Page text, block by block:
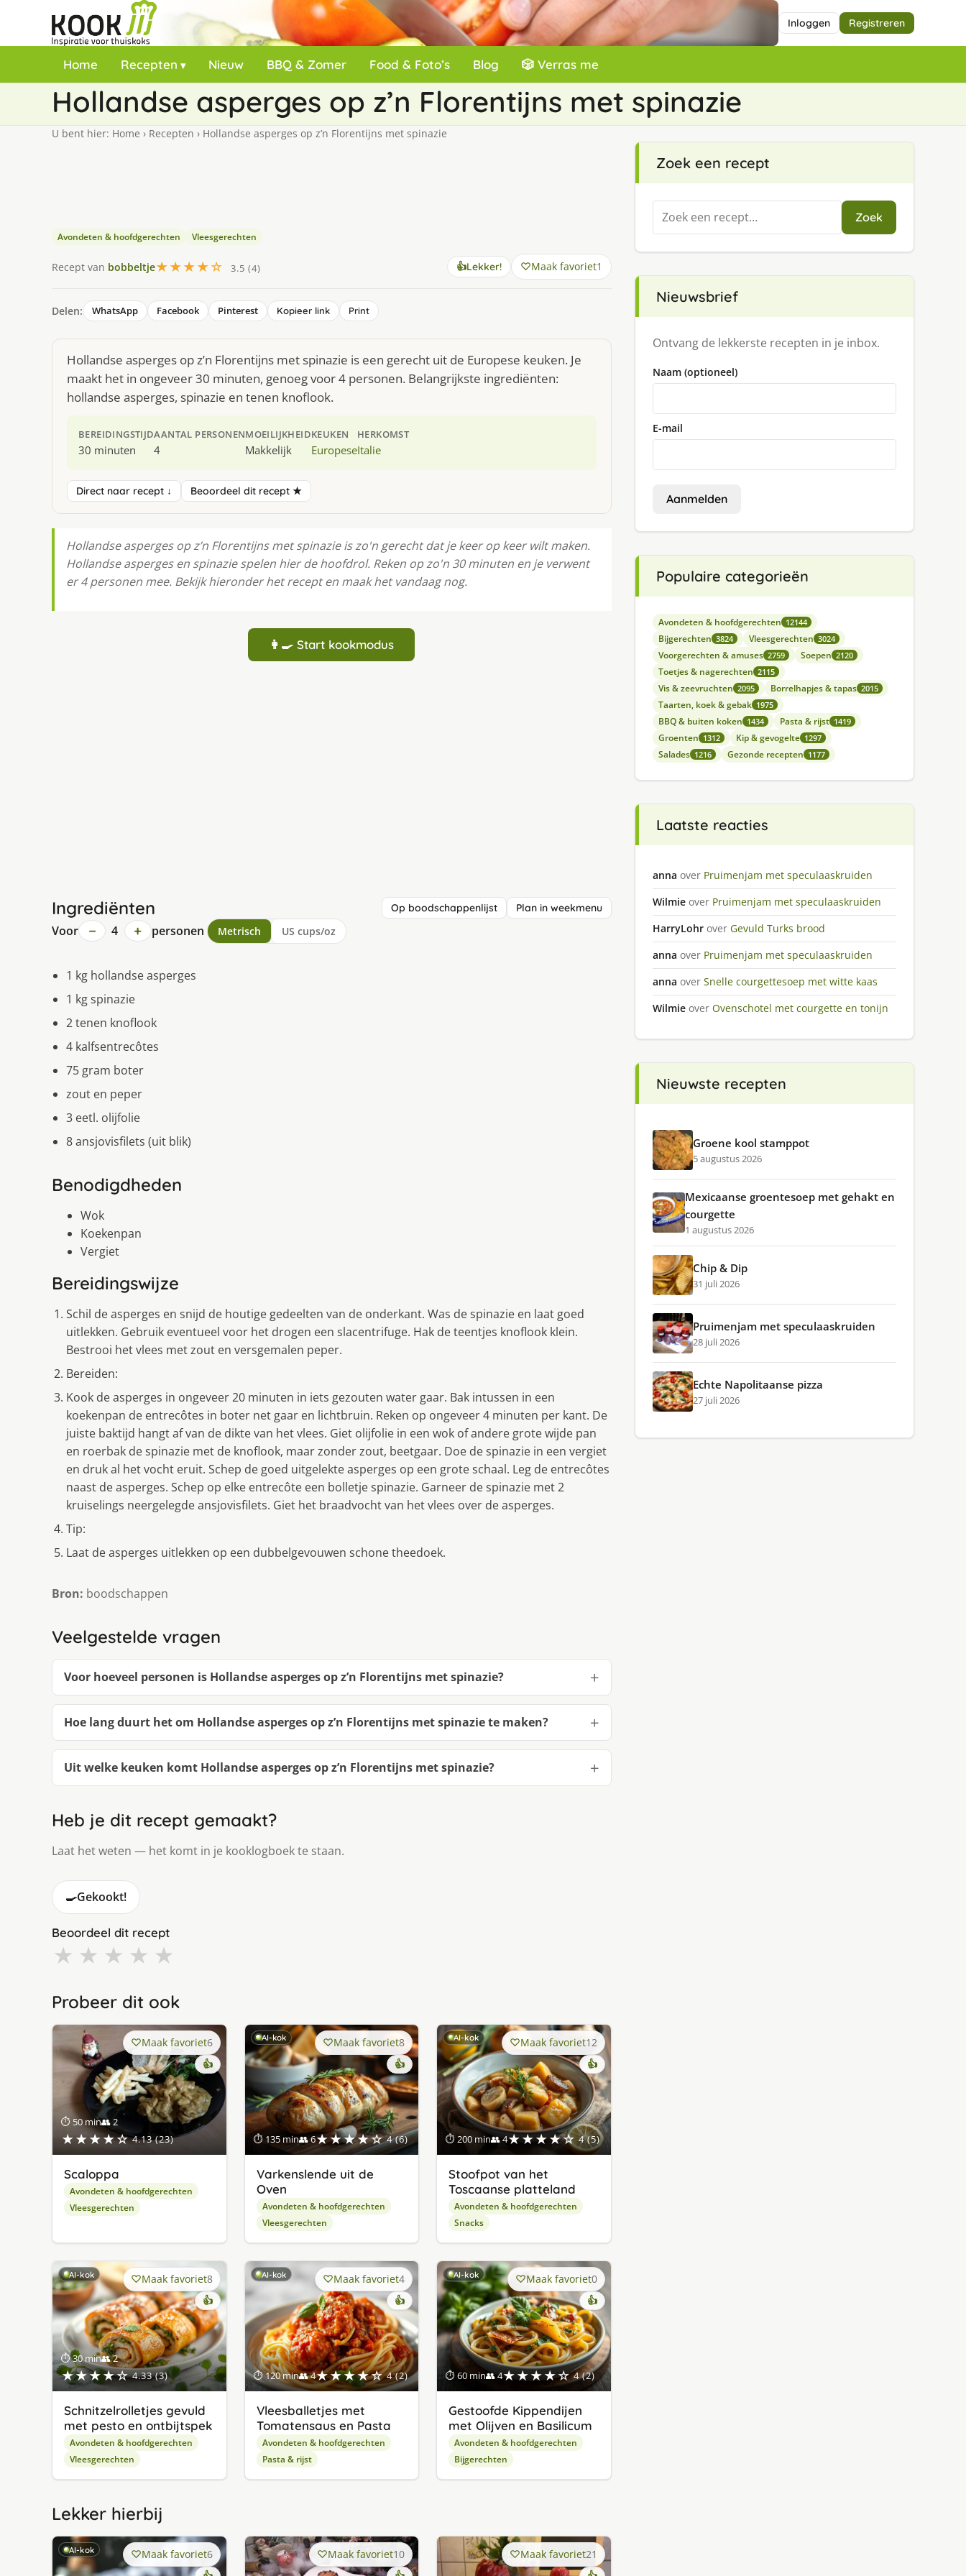
Inloggen Registreren
Home Recepten Nieuw BBQ & Zomer Food & Foto’s Blog 🎲 Verras me
Hollandse asperges op z’n Florentijns met spinazie
U bent hier: Home › Recepten › Hollandse asperges op z’n Florentijns met spinazie
Avondeten & hoofdgerechten Vleesgerechten
Recept van bobbeltje★★★★☆ 3.5 (4) 👍Lekker! Maak favoriet1
Delen: WhatsApp Facebook Pinterest Kopieer link Print
Hollandse asperges op z’n Florentijns met spinazie is een gerecht uit de Europese keuken. Je
maakt het in ongeveer 30 minuten, genoeg voor 4 personen. Belangrijkste ingrediënten:
hollandse asperges, spinazie en tenen knoflook.
BEREIDINGSTIJD
30 minuten
AANTAL PERSONEN
4
MOEILIJKHEID
Makkelijk
KEUKEN
Europese
HERKOMST
Italie
Direct naar recept ↓ Beoordeel dit recept ★
Hollandse asperges op z’n Florentijns met spinazie is zo'n gerecht dat je keer op keer wilt maken.
Hollandse asperges en spinazie spelen hier de hoofdrol. Reken op zo'n 30 minuten en je verwent
er 4 personen mee. Bekijk hieronder het recept en maak het vandaag nog.
👩‍🍳 Start kookmodus
Ingrediënten Op boodschappenlijst Plan in weekmenu
Voor − 4 + personen Metrisch US cups/oz
1 kg hollandse asperges
1 kg spinazie
2 tenen knoflook
4 kalfsentrecôtes
75 gram boter
zout en peper
3 eetl. olijfolie
8 ansjovisfilets (uit blik)
Benodigdheden
Wok
Koekenpan
Vergiet
Bereidingswijze
Schil de asperges en snijd de houtige gedeelten van de onderkant. Was de spinazie en laat goed
uitlekken. Gebruik eventueel voor het drogen een slacentrifuge. Hak de teentjes knoflook klein.
Bestrooi het vlees met zout en versgemalen peper.
Bereiden:
Kook de asperges in ongeveer 20 minuten in iets gezouten water gaar. Bak intussen in een
koekenpan de entrecôtes in boter net gaar en lichtbruin. Reken op ongeveer 4 minuten per kant. De
juiste baktijd hangt af van de dikte van het vlees. Giet olijfolie in een wok of andere grote wijde pan
en roerbak de spinazie met de knoflook, maar zonder zout, beetgaar. Doe de spinazie in een vergiet
en druk al het vocht eruit. Schep de goed uitgelekte asperges op een grote schaal. Leg de entrecôtes
naast de asperges. Schep op elke entrecôte een bolletje spinazie. Garneer de spinazie met 2
kruiselings neergelegde ansjovisfilets. Giet het braadvocht van het vlees over de asperges.
Tip:
Laat de asperges uitlekken op een dubbelgevouwen schone theedoek.
Bron: boodschappen
Veelgestelde vragen
Voor hoeveel personen is Hollandse asperges op z’n Florentijns met spinazie?
Hoe lang duurt het om Hollandse asperges op z’n Florentijns met spinazie te maken?
Uit welke keuken komt Hollandse asperges op z’n Florentijns met spinazie?
Heb je dit recept gemaakt?
Laat het weten — het komt in je kooklogboek te staan.
🍳Gekookt!
Beoordeel dit recept
★ ★ ★ ★ ★
Probeer dit ook
⏱ 50 min👥 2
★★★★☆ 4.13 (23)
Maak favoriet6
👍
Scaloppa
Avondeten & hoofdgerechten
Vleesgerechten
AI-kok
⏱ 135 min👥 6★★★★☆ 4 (6)
Maak favoriet8
👍
Varkenslende uit de
Oven
Avondeten & hoofdgerechten
Vleesgerechten
AI-kok
⏱ 200 min👥 4★★★★☆ 4 (5)
Maak favoriet12
👍
Stoofpot van het
Toscaanse platteland
Avondeten & hoofdgerechten
Snacks
AI-kok
⏱ 30 min👥 2
★★★★☆ 4.33 (3)
Maak favoriet8
👍
Schnitzelrolletjes gevuld
met pesto en ontbijtspek
Avondeten & hoofdgerechten
Vleesgerechten
AI-kok
⏱ 120 min👥 4★★★★☆ 4 (2)
Maak favoriet4
👍
Vleesballetjes met
Tomatensaus en Pasta
Avondeten & hoofdgerechten
Pasta & rijst
AI-kok
⏱ 60 min👥 4★★★★☆ 4 (2)
Maak favoriet0
👍
Gestoofde Kippendijen
met Olijven en Basilicum
Avondeten & hoofdgerechten
Bijgerechten
Lekker hierbij
AI-kok Maak favoriet6 Maak favoriet10 Maak favoriet21
Zoek een recept
Zoeken
naar:
Zoek
Nieuwsbrief
Ontvang de lekkerste recepten in je inbox.
Naam (optioneel)
E-mail
Aanmelden
Populaire categorieën
Avondeten & hoofdgerechten 12144
Bijgerechten 3824 Vleesgerechten 3024
Voorgerechten & amuses 2759 Soepen 2120
Toetjes & nagerechten 2115
Vis & zeevruchten 2095 Borrelhapjes & tapas 2015
Taarten, koek & gebak 1975
BBQ & buiten koken 1434 Pasta & rijst 1419
Groenten 1312 Kip & gevogelte 1297
Salades 1216 Gezonde recepten 1177
Laatste reacties
anna over Pruimenjam met speculaaskruiden
Wilmie over Pruimenjam met speculaaskruiden
HarryLohr over Gevuld Turks brood
anna over Pruimenjam met speculaaskruiden
anna over Snelle courgettesoep met witte kaas
Wilmie over Ovenschotel met courgette en tonijn
Nieuwste recepten
Groene kool stamppot
5 augustus 2026
Mexicaanse groentesoep met gehakt en
courgette
1 augustus 2026
Chip & Dip
31 juli 2026
Pruimenjam met speculaaskruiden
28 juli 2026
Echte Napolitaanse pizza
27 juli 2026